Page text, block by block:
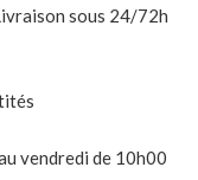
sous 24/72h
vendredi de 10h00